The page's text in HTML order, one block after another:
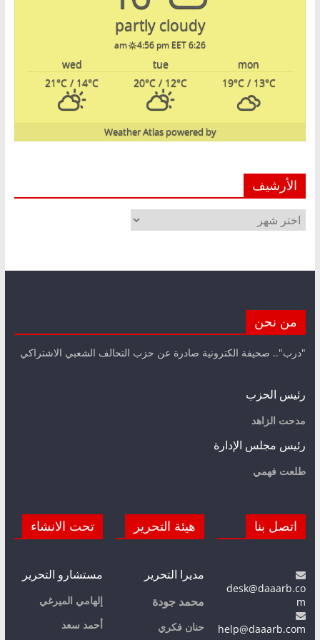
partly cloudy
6:26 am
4:56 pm EET
mon
tue
wed
19°C/ 13°C
20°C / 12°C
21°C / 14°C
powered by
Weather Atlas
الأرشيف
الأرشيف
من نحن
"درب".. صحيفة الكترونية صادرة عن حزب التحالف الشعبي الاشتراكي
رئيس الحزب
مدحت الزاهد
رئيس مجلس الإدارة
طلعت فهمي
اتصل بنا
desk@daaarb.co
m
help@daaarb.com
هيئة التحرير
مديرا التحرير
محمد جودة
حنان فكري
تحت الانشاء
مستشارو التحرير
إلهامي الميرغي
أحمد سعد